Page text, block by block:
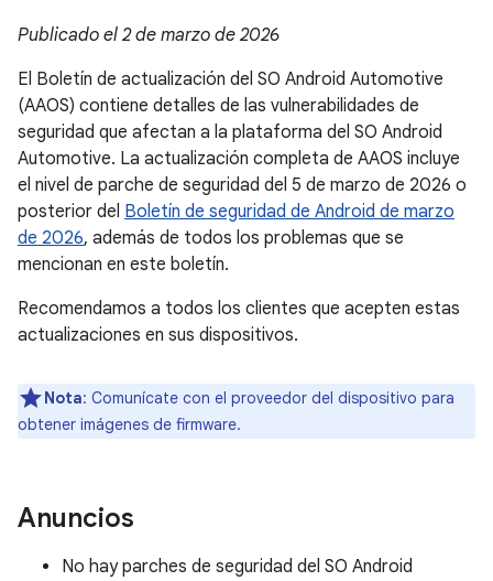
Publicado el 2 de marzo de 2026
El Boletín de actualización del SO Android Automotive
(AAOS) contiene detalles de las vulnerabilidades de
seguridad que afectan a la plataforma del SO Android
Automotive. La actualización completa de AAOS incluye
el nivel de parche de seguridad del 5 de marzo de 2026 o
posterior del Boletín de seguridad de Android de marzo
de 2026, además de todos los problemas que se
mencionan en este boletín.
Recomendamos a todos los clientes que acepten estas
actualizaciones en sus dispositivos.
Nota: Comunícate con el proveedor del dispositivo para
obtener imágenes de firmware.
Anuncios
No hay parches de seguridad del SO Android